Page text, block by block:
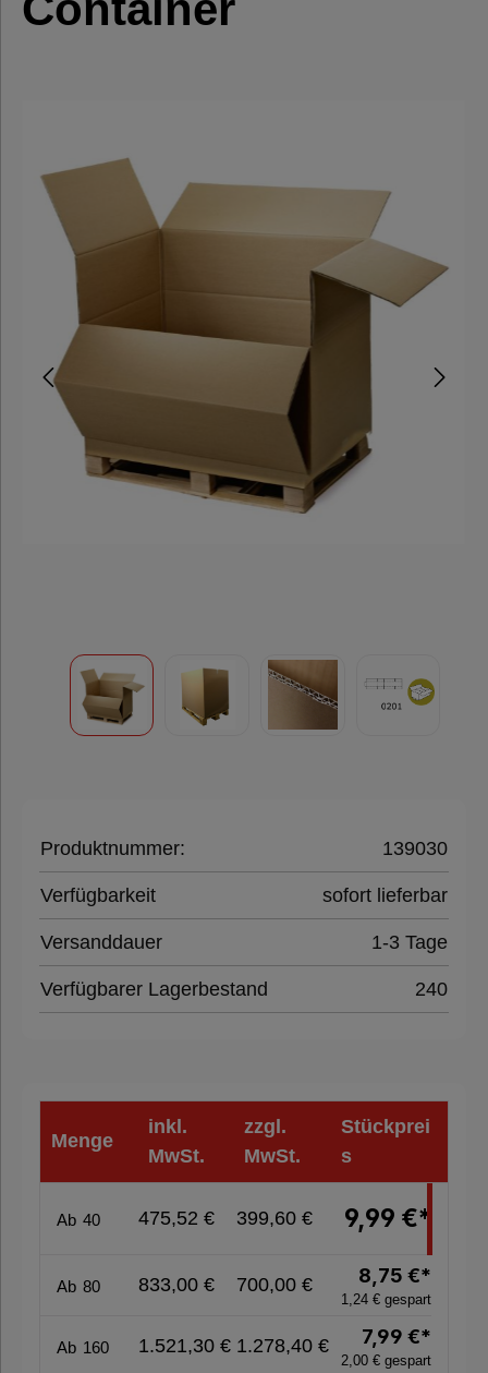
Stülpdeckelkartons
Umzugskartons
Kartons
3-wellig
Wellpapp
Zuschnitte
Folien,
Paletten &
Verpackungsmaschinen
%
Nachhaltige
Verpackung
Produktnummer: 139030
Verfügbarkeit sofort lieferbar
Versanddauer 1-3 Tage
Verfügbarer Lagerbestand 240
Menge
inkl.
MwSt.
zzgl.
MwSt.
Stückprei
s
Ab 40 475,52 € 399,60 € 9,99 €*
Ab 80 833,00 € 700,00 € 8,75 €*
1,24 € gespart
Ab 160 1.521,30 € 1.278,40 € 7,99 €*
2,00 € gespart